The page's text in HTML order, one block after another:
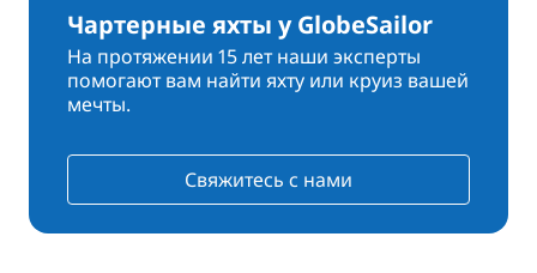
Чартерные яхты у GlobeSailor
На протяжении 15 лет наши эксперты
помогают вам найти яхту или круиз вашей
мечты.
Свяжитесь с нами